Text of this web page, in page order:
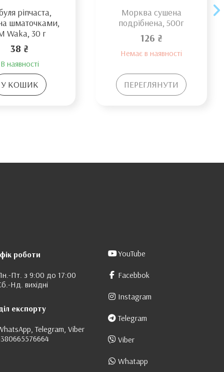
ріпчаста,
шматочками,
Waka, 30 г
38 ₴
В наявності
У КОШИК
Морква сушена
подрібнена, 500г
126 ₴
Немає в наявності
ПЕРЕГЛЯНУТИ
роботи
Пт. з 9:00 до 17:00
Нд. вихідні
експорту
Telegram, Viber
YouTube
Facebbok
Instagram
Telegram
Viber
Whatapp